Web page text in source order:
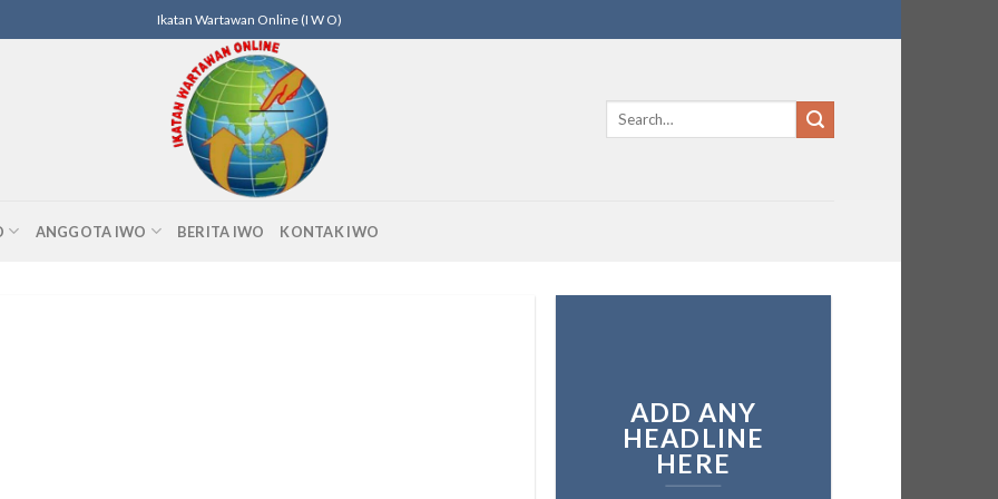
Ikatan Wartawan Online (I W O)
ANGGOTA IWO BERITA IWO KONTAK IWO
ADD ANY
HEADLINE
HERE